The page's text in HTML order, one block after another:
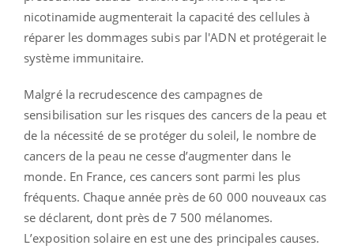
nicotinamide augmenterait la capacité des cellules à
réparer les dommages subis par l'ADN et protégerait le
système immunitaire.
Malgré la recrudescence des campagnes de
sensibilisation sur les risques des cancers de la peau et
de la nécessité de se protéger du soleil, le nombre de
cancers de la peau ne cesse d’augmenter dans le
monde. En France, ces cancers sont parmi les plus
fréquents. Chaque année près de 60 000 nouveaux cas
se déclarent, dont près de 7 500 mélanomes.
L’exposition solaire en est une des principales causes.